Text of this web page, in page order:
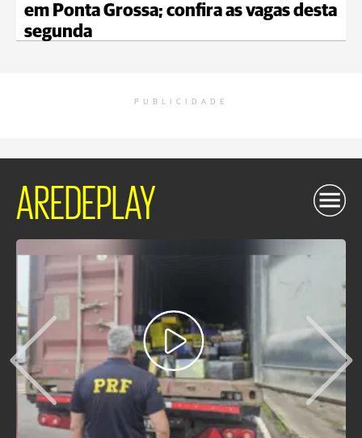
em Ponta Grossa; confira as vagas desta
segunda
PUBLICIDADE
AREDEPLAY